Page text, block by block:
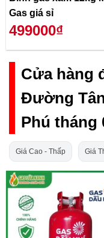
Gas giá sỉ
499000₫
Cửa hàng
Đường
Phú tháng
Giá Cao - Thấp Giá